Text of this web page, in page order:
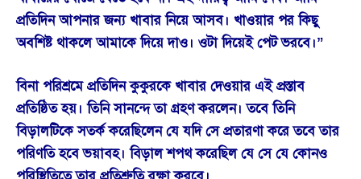
প্রতিদিন আপনার জন্য খাবার নিয়ে আসব। খাওয়ার পর কিছু
অবশিষ্ট থাকলে আমাকে দিয়ে দাও। ওটা দিয়েই পেট ভরবে।”
বিনা পরিশ্রমে প্রতিদিন কুকুরকে খাবার দেওয়ার এই প্রস্তাব
প্রতিষ্ঠিত হয়। তিনি সানন্দে তা গ্রহণ করলেন। তবে তিনি
বিড়ালটিকে সতর্ক করেছিলেন যে যদি সে প্রতারণা করে তবে তার
পরিণতি হবে ভয়াবহ। বিড়াল শপথ করেছিল যে সে যে কোনও